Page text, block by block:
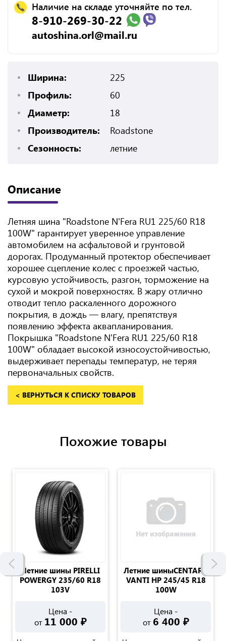
Наличие на складе уточняйте по тел.
8-910-269-30-22
autoshina.orl@mail.ru
Ширина:
225
Профиль:
60
Диаметр:
18
Производитель:
Roadstone
Сезонность:
летние
Описание
Летняя шина "Roadstone N'Fera RU1 225/60 R18
100W" гарантирует уверенное управление
автомобилем на асфальтовой и грунтовой
дорогах. Продуманный протектор обеспечивает
хорошее сцепление колес с проезжей частью,
курсовую устойчивость, разгон, торможение на
сухой и мокрой поверхностях. В жару отлично
отводит тепло раскаленного дорожного
покрытия, в дождь — влагу, препятствуя
появлению эффекта аквапланирования.
Покрышка "Roadstone N'Fera RU1 225/60 R18
100W" обладает высокой износоустойчивостью,
выдерживает перепады температур, не теряя
первоначальных свойств.
< ВЕРНУТЬСЯ К СПИСКУ ТОВАРОВ
Похожие товары
Летние шины PIRELLI
POWERGY 235/60 R18
103V
Цена -
от 11 000 ₽
Летние шиныCENTARA
VANTI HP 245/45 R18
100W
Цена -
от 6 400 ₽